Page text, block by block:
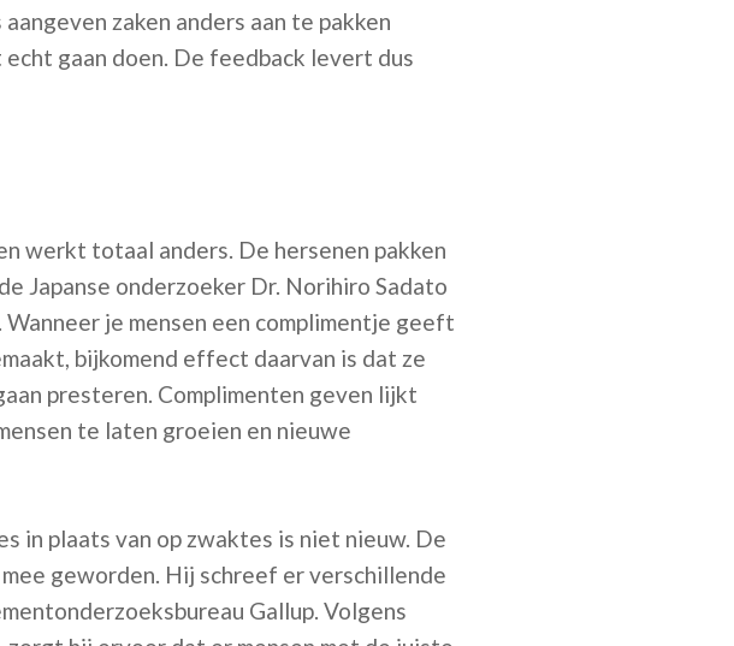
zaken anders aan te pakken
gaan doen. De feedback levert dus
werkt totaal anders. De hersenen pakken
Japanse onderzoeker Dr. Norihiro Sadato
Wanneer je mensen een complimentje geeft
bijkomend effect daarvan is dat ze
presteren. Complimenten geven lijkt
te laten groeien en nieuwe
in plaats van op zwaktes is niet nieuw. De
geworden. Hij schreef er verschillende
Gallup. Volgens